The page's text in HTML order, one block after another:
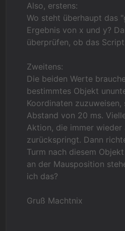
Also, erstens:
Wo steht überhaupt das
Ergebnis von x und y?
überprüfen, ob das
Zweitens:
Die beiden Werte
bestimmtes Objekt
Koordinaten zuzuweisen,
Abstand von 20 ms.
Aktion, die immer wieder
zurückspringt. Dann
Turm nach diesem
an der Mausposition
ich das?
Gruß Machtnix